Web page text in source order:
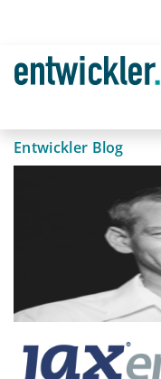
Entwickler Blog